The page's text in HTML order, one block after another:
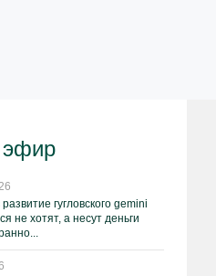
гугловского gemini
не хотят, а несут деньги